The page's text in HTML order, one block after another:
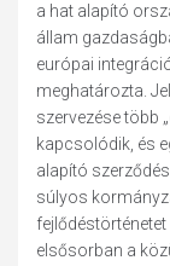
a hat alapító
állam
európai
meghatározta.
szervezése több
kapcsolódik, és
alapító
súlyos
elsősorban a